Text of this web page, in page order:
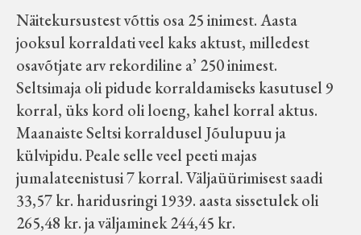
Näitekursustest võttis osa 25 inimest. Aasta
jooksul korraldati veel kaks aktust, milledest
osavõtjate arv rekordiline a’ 250 inimest.
Seltsimaja oli pidude korraldamiseks kasutusel 9
korral, üks kord oli loeng, kahel korral aktus.
Maanaiste Seltsi korraldusel Jõulupuu ja
külvipidu. Peale selle veel peeti majas
jumalateenistusi 7 korral. Väljaüürimisest saadi
33,57 kr. haridusringi 1939. aasta sissetulek oli
265,48 kr. ja väljaminek 244,45 kr.